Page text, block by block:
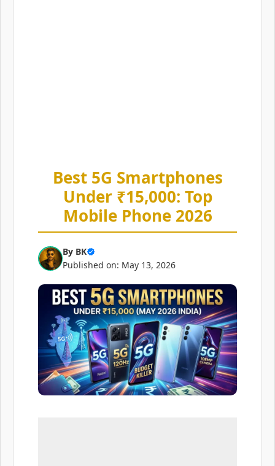
Best 5G Smartphones
Under ₹15,000: Top
Mobile Phone 2026
By BK
Published on: May 13, 2026